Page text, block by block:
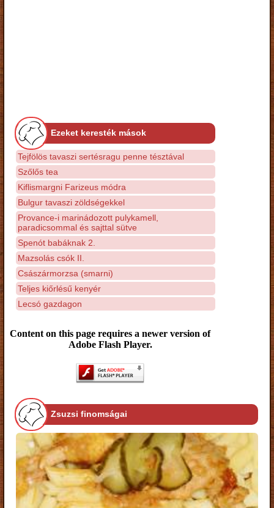
Ezeket keresték mások
Tejfölös tavaszi sertésragu penne tésztával
Szőlős tea
Kiflismargni Farizeus módra
Bulgur tavaszi zöldségekkel
Provance-i marinádozott pulykamell,
paradicsommal és sajttal sütve
Spenót babáknak 2.
Mazsolás csók II.
Császármorzsa (smarni)
Teljes kiőrlésű kenyér
Lecsó gazdagon
Content on this page requires a newer version of
Adobe Flash Player.
Zsuzsi finomságai